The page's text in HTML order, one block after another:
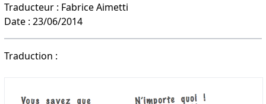
Traducteur : Fabrice Aimetti
Date : 23/06/2014
Traduction :